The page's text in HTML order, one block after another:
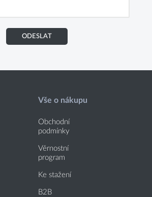
ODESLAT
Vše o nákupu
Obchodní
podmínky
Věrnostní
program
Ke stažení
B2B